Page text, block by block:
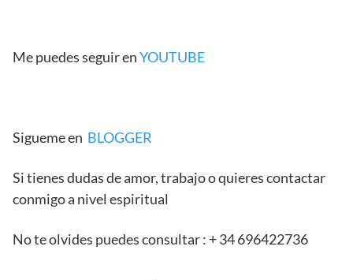
Me puedes seguir enYOUTUBE
Sigueme en BLOGGER
Si tienes dudas de amor, trabajo o quieres contactar
conmigo a nivel espiritual
No te olvides puedes consultar : + 34 696422736